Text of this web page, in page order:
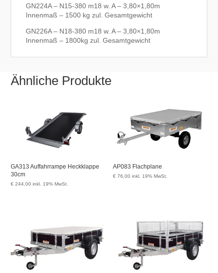
GN224A – N15-380 m18 w. A – 3,80×1,80m
Innenmaß – 1500 kg zul. Gesamtgewicht
GN226A – N18-380 m18 w. A – 3,80×1,80m
Innenmaß – 1800kg zul. Gesamtgewicht
Ähnliche Produkte
GA313 Auffahrrampe Heckklappe
30cm
€ 244,00 inkl. 19% MwSt.
AP083 Flachplane
€ 76,00 inkl. 19% MwSt.